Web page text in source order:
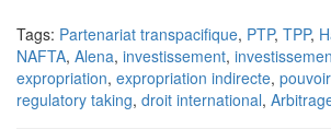
Tags: Partenariat transpacifique, PTP, TPP,
NAFTA, Alena, investissement,
expropriation, expropriation indirecte,
regulatory taking, droit international,